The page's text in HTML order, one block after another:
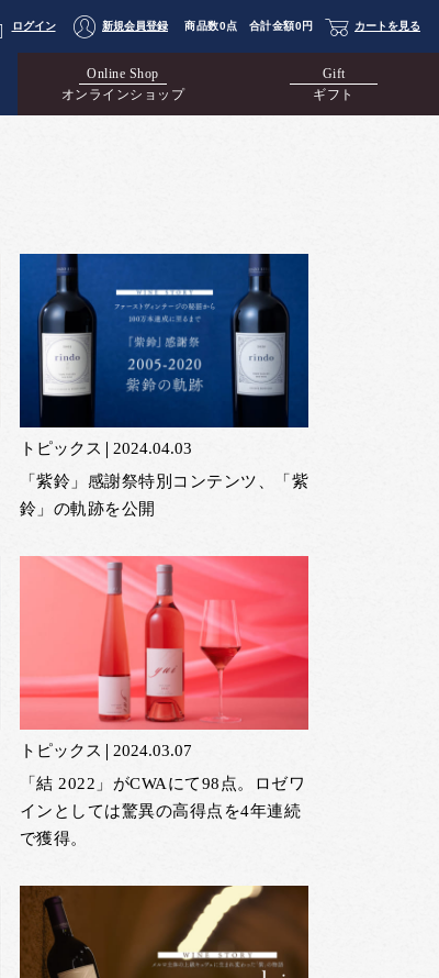
ログイン 新規会員登録 商品数0点 合計金額0円 カートを見る
Online Shop
オンラインショップ
Gift
ギフト
トピックス
2024.04.03
「紫鈴」感謝祭特別コンテンツ、「紫
鈴」の軌跡を公開
トピックス
2024.03.07
「結 2022」がCWAにて98点。ロゼワ
インとしては驚異の高得点を4年連続
で獲得。